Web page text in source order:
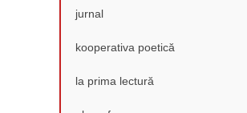
jurnal
kooperativa poetică
la prima lectură